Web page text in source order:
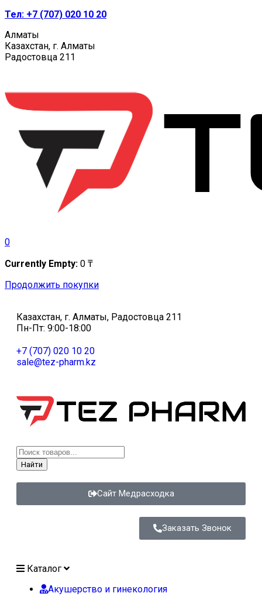
Тел: +7 (707) 020 10 20
Алматы
Казахстан, г. Алматы
Радостовца 211
0
Currently Empty: 0 ₸
Продолжить покупки
Казахстан, г. Алматы, Радостовца 211
Пн-Пт: 9:00-18:00
+7 (707) 020 10 20
sale@tez-pharm.kz
Найти
Сайт Медрасходка
Заказать Звонок
Каталог
Акушерство и гинекология